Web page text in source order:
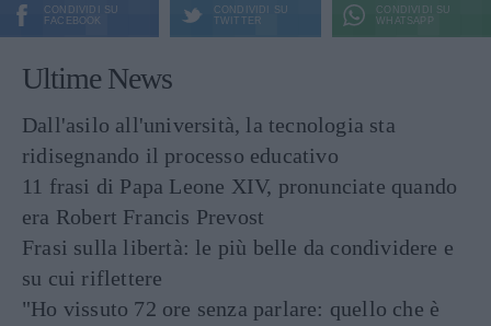
CONDIVIDI SU
FACEBOOK
CONDIVIDI SU
TWITTER
CONDIVIDI SU
WHATSAPP
Ultime News
Dall'asilo all'università, la tecnologia sta
ridisegnando il processo educativo
11 frasi di Papa Leone XIV, pronunciate quando
era Robert Francis Prevost
Frasi sulla libertà: le più belle da condividere e
su cui riflettere
"Ho vissuto 72 ore senza parlare: quello che è